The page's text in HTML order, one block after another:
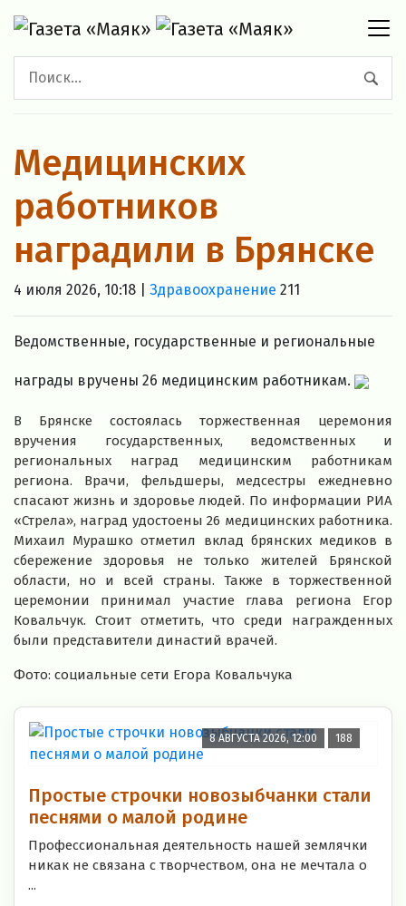
Медицинских
работников
наградили в Брянске
4 июля 2026, 10:18 | Здравоохранение 211
Ведомственные, государственные и региональные
награды вручены 26 медицинским работникам.
В Брянске состоялась торжественная церемония
вручения государственных, ведомственных и
региональных наград медицинским работникам
региона. Врачи, фельдшеры, медсестры ежедневно
спасают жизнь и здоровье людей. По информации РИА
«Стрела», наград удостоены 26 медицинских работника.
Михаил Мурашко отметил вклад брянских медиков в
сбережение здоровья не только жителей Брянской
области, но и всей страны. Также в торжественной
церемонии принимал участие глава региона Егор
Ковальчук. Стоит отметить, что среди награжденных
были представители династий врачей.
Фото: социальные сети Егора Ковальчука
8 АВГУСТА 2026, 12:00 188
Простые строчки новозыбчанки стали
песнями о малой родине
Профессиональная деятельность нашей землячки
никак не связана с творчеством, она не мечтала о
...